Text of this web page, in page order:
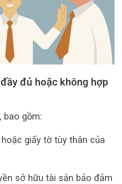
đủ hoặc không hợp
bao gồm:
giấy tờ tùy thân của
sở hữu tài sản bảo đảm